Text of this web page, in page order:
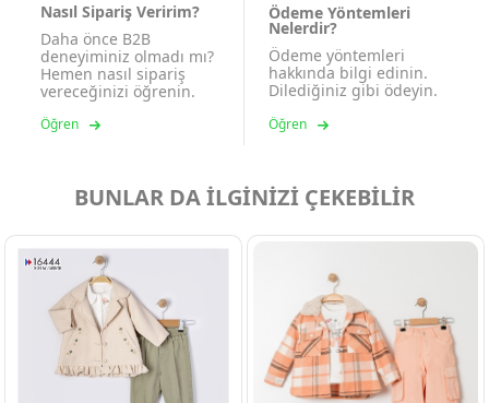
Nasıl Sipariş Veririm?
Daha önce B2B
deneyiminiz olmadı mı?
Hemen nasıl sipariş
vereceğinizi öğrenin.
Öğren
Ödeme Yöntemleri
Nelerdir?
Ödeme yöntemleri
hakkında bilgi edinin.
Dilediğiniz gibi ödeyin.
Öğren
BUNLAR DA İLGİNİZİ ÇEKEBİLİR